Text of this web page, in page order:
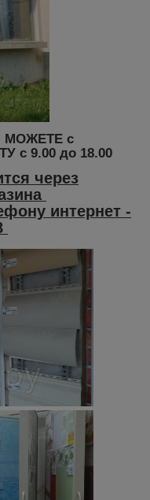
с
с 9.00 до 18.00
через
интернет -